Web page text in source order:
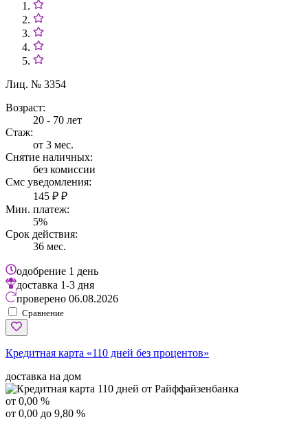
Лиц. № 3354
Возраст:
20 - 70 лет
Стаж:
от 3 мес.
Снятие наличных:
без комиссии
Смс уведомления:
145 ₽ ₽
Мин. платеж:
5%
Срок действия:
36 мес.
одобрение 1 день
доставка 1-3 дня
проверено 06.08.2026
Сравнение
Кредитная карта «110 дней без процентов»
доставка на дом
от 0,00 %
от 0,00 до 9,80 %